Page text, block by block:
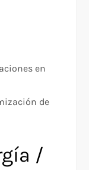
en
de
/